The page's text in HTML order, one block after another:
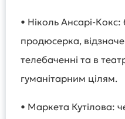
• Ніколь Ансарі-
продюсерка,
телебаченні та в
гуманітарним цілям.
• Маркета Кутілова: